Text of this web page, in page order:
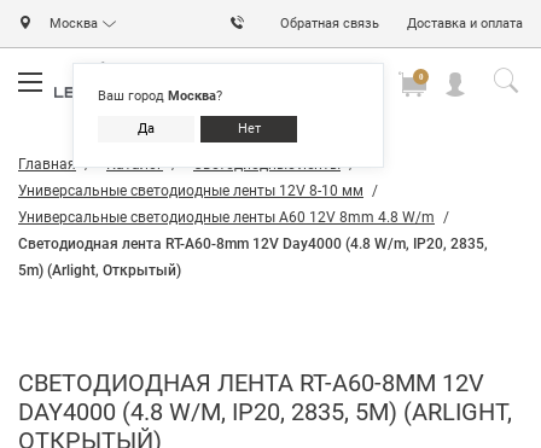
Москва
Ваш город Москва?
Да Нет
Обратная связь Доставка и оплата
0
Главная Каталог
Светодиодные ленты
Универсальные светодиодные ленты 12V 8-10 мм
Универсальные светодиодные ленты A60 12V 8mm 4.8 W/m
Светодиодная лента RT-A60-8mm 12V Day4000 (4.8 W/m, IP20, 2835,
5m) (Arlight, Открытый)
СВЕТОДИОДНАЯ ЛЕНТА RT-A60-8MM 12V
DAY4000 (4.8 W/M, IP20, 2835, 5M) (ARLIGHT,
ОТКРЫТЫЙ)